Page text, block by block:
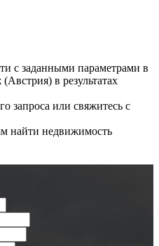
с заданными параметрами в
(Австрия) в результатах
запроса или свяжитесь с
найти недвижимость